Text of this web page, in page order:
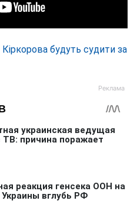
Кіркорова будуть судити за